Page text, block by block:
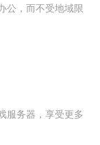
公，而不受地域限
服务器，享受更多